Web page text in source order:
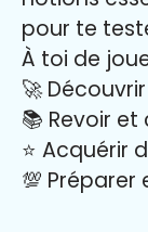
pour te
À toi de
🚀
📚 Revoir
⭐️ Acquérir
💯 Préparer